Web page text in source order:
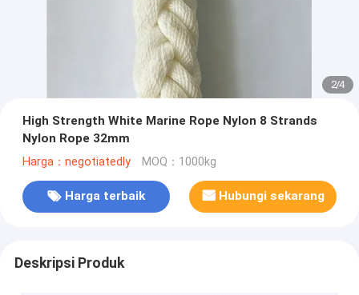
2/4
High Strength White Marine Rope Nylon 8 Strands
Nylon Rope 32mm
Harga：negotiatedly MOQ：1000kg
Harga terbaik Hubungi sekarang
Deskripsi Produk